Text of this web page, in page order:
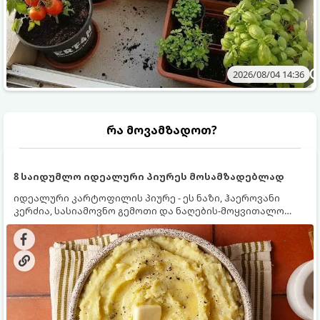
2026/08/04 14:36
რა მოვამზადოთ?
8 საიდუმლო იდეალური პიურეს მოსამზადებლად
იდეალური კარტოფილის პიურე - ეს ნაზი, ჰაეროვანი
კერძია, სასიამოვნო გემოთი და ნაღების-მოყვითალო
ფერით. მისი მომზადება ძალიან მარტივია, მაგრამ
არსებობს რამდენიმე საიდუმლო, რომლებიც უნდა
იცოდეთ, რომ პიურე იდეალურად გემრიელი გამოვიდეს.